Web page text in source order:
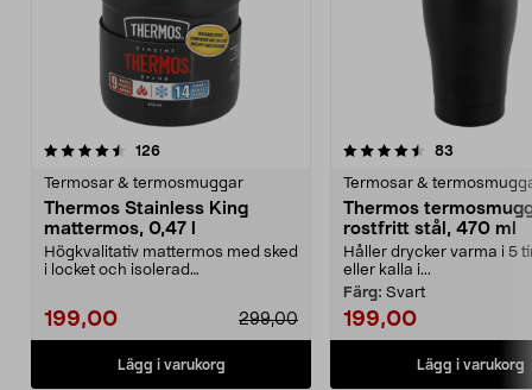
126recensioner
Termosar & termosmuggar
Thermos Stainless King
mattermos, 0,47 l
Högkvalitativ mattermos med sked
i locket och isolerad
199,00 299,00
Lägg i varukorg
4.5 av 5 stjärnor 83
Termosar &
Thermos
rostfritt stål, 470 ml
Håller drycker varma i 5
eller kalla i...
Färg: Svart
199,00
Lägg i varukorg
4.5 av 5 stjärnor